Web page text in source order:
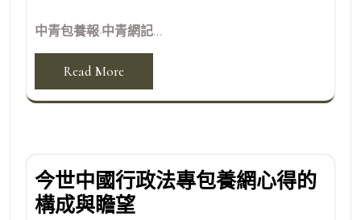
中青包養報·中青網記...
Read More
今世中國行政法專包養網心得的
構成與瞻望